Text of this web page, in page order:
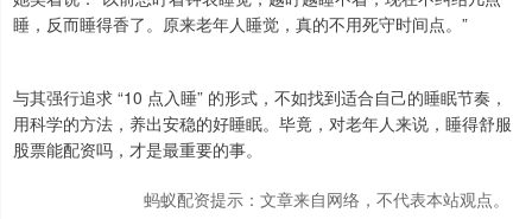
睡，反而睡得香了。原来老年人睡觉，真的不用死守时间点。”
与其强行追求 “10 点入睡” 的形式，不如找到适合自己的睡眠节奏，
用科学的方法，养出安稳的好睡眠。毕竟，对老年人来说，睡得舒服
股票能配资吗，才是最重要的事。
蚂蚁配资提示：文章来自网络，不代表本站观点。